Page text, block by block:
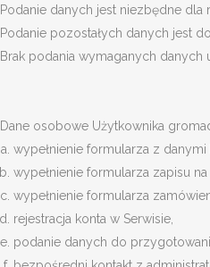
Podanie danych jest niezbędne
Podanie pozostałych danych jest
Brak podania wymaganych danych
Dane osobowe Użytkownika
wypełnienie formularza z
wypełnienie formularza zapisu na
wypełnienie formularza
rejestracja konta w Serwisie,
podanie danych do